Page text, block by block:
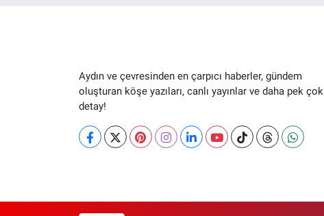
Aydın ve çevresinden en çarpıcı haberler, gündem
oluşturan köşe yazıları, canlı yayınlar ve daha pek çok
detay!